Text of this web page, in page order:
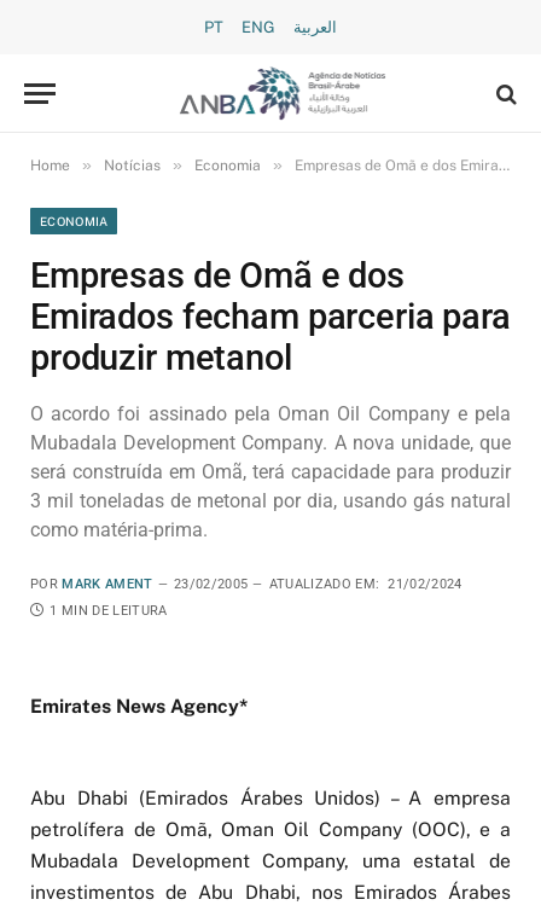
PT ENG العربية
Home » Notícias » Economia » Empresas de Omã e dos Emirados fecham parceria para produzir metanol
ECONOMIA
Empresas de Omã e dos
Emirados fecham parceria para
produzir metanol
O acordo foi assinado pela Oman Oil Company e pela
Mubadala Development Company. A nova unidade, que
será construída em Omã, terá capacidade para produzir
3 mil toneladas de metonal por dia, usando gás natural
como matéria-prima.
POR MARK AMENT 23/02/2005 ATUALIZADO EM:
21/02/2024
1 MIN DE LEITURA
Emirates News Agency*
Abu Dhabi (Emirados Árabes Unidos) – A empresa
petrolífera de Omã, Oman Oil Company (OOC), e a
Mubadala Development Company, uma estatal de
investimentos de Abu Dhabi, nos Emirados Árabes